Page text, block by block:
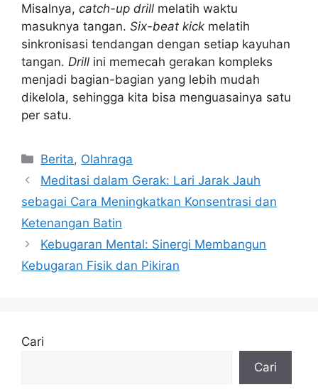
Misalnya, catch-up drill melatih waktu
masuknya tangan. Six-beat kick melatih
sinkronisasi tendangan dengan setiap kayuhan
tangan. Drill ini memecah gerakan kompleks
menjadi bagian-bagian yang lebih mudah
dikelola, sehingga kita bisa menguasainya satu
per satu.
Kategori
Berita, Olahraga
Meditasi dalam Gerak: Lari Jarak Jauh
sebagai Cara Meningkatkan Konsentrasi dan
Ketenangan Batin
Kebugaran Mental: Sinergi Membangun
Kebugaran Fisik dan Pikiran
Cari
Cari